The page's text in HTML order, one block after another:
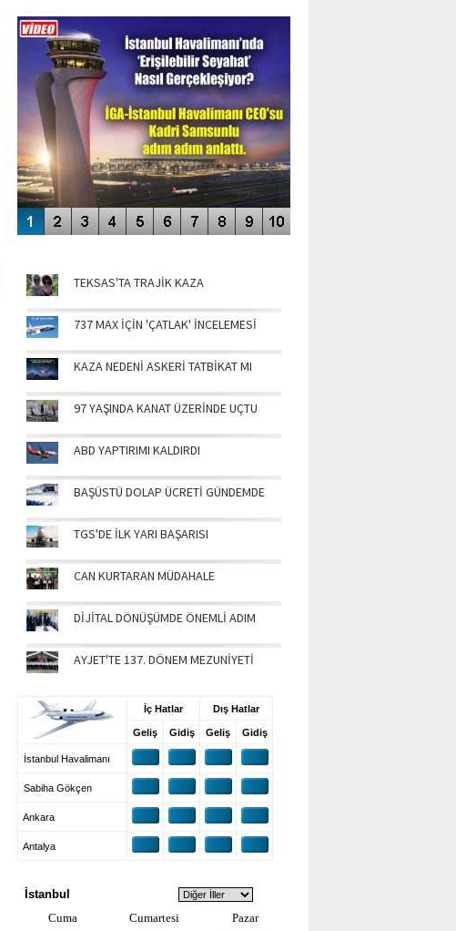
ENGELLERİN AŞILDIĞI HAVALİMANI
TEKSAS'TA TRAJİK KAZA
737 MAX İÇİN 'ÇATLAK' İNCELEMESİ
KAZA NEDENİ ASKERİ TATBİKAT MI
97 YAŞINDA KANAT ÜZERİNDE UÇTU
ABD YAPTIRIMI KALDIRDI
BAŞÜSTÜ DOLAP ÜCRETİ GÜNDEMDE
TGS'DE İLK YARI BAŞARISI
CAN KURTARAN MÜDAHALE
DİJİTAL DÖNÜŞÜMDE ÖNEMLİ ADIM
AYJET'TE 137. DÖNEM MEZUNİYETİ
İç Hatlar Dış Hatlar
Geliş Gidiş Geliş Gidiş
İstanbul Havalimanı
Sabiha Gökçen
Ankara
Antalya
İstanbul
Cuma
Cumartesi Pazar